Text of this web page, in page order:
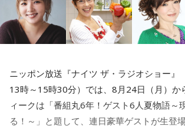
＊
大森：えー！ ありがとう！ うれしいです
ーズをしてさ！
若井：おいおいおいおい！
藤澤：大切な日にしてくれたんだね！
ニッポン放送『ナイツ ザ・ラジオショー』
13時～15時30分）では、8月24日（月）か
ィークは「番組丸6年！ゲスト6人夏物語～
る！～」と題して、連日豪華ゲストが生登場